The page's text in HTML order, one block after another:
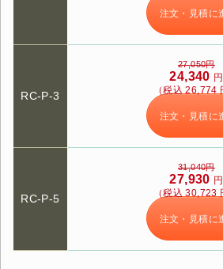
注文・見積に
RC-P-3
27,050円
24,340 円
（税込 26,774
注文・見積に
RC-P-5
31,040円
27,930 円
（税込 30,723
注文・見積に